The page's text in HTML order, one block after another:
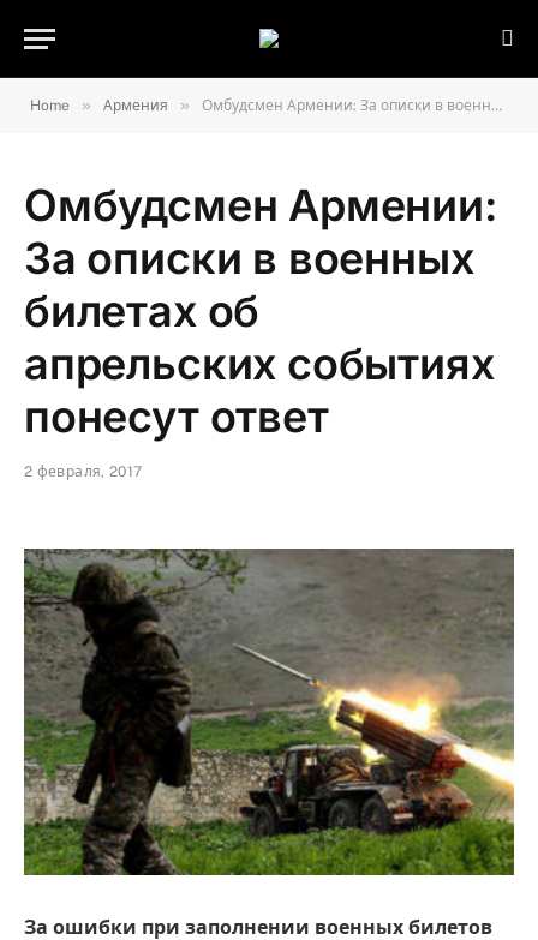
Home » Армения » Омбудсмен Армении: За описки в военных билетах об апрельских событиях понесут ответ
Омбудсмен Армении:
За описки в военных
билетах об
апрельских событиях
понесут ответ
2 февраля, 2017
За ошибки при заполнении военных билетов